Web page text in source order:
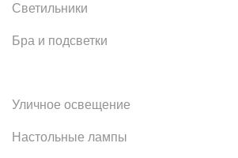
Светильники
Бра и подсветки
Уличное освещение
Настольные лампы